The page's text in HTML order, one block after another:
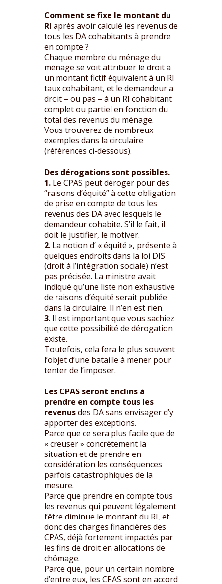
Comment se fixe le montant du
RI après avoir calculé les revenus de
tous les DA cohabitants à prendre
en compte ?
Chaque membre du ménage du
ménage se voit attribuer le droit à
un montant fictif équivalent à un RI
taux cohabitant, et le demandeur a
droit – ou pas – à un RI cohabitant
complet ou partiel en fonction du
total des revenus du ménage.
Vous trouverez de nombreux
exemples dans la circulaire
(références ci-dessous).
Des dérogations sont possibles.
1. Le CPAS peut déroger pour des
“raisons d’équité” à cette obligation
de prise en compte de tous les
revenus des DA avec lesquels le
demandeur cohabite. S’il le fait, il
doit le justifier, le motiver.
2. La notion d’ « équité », présente à
quelques endroits dans la loi DIS
(droit à l’intégration sociale) n’est
pas précisée. La ministre avait
indiqué qu’une liste non exhaustive
de raisons d’équité serait publiée
dans la circulaire. Il n’en est rien.
3. Il est important que vous sachiez
que cette possibilité de dérogation
existe.
Toutefois, cela fera le plus souvent
l’objet d’une bataille à mener pour
tenter de l’imposer.
Les CPAS seront enclins à
prendre en compte tous les
revenusdes DA sans envisager d’y
apporter des exceptions.
Parce que ce sera plus facile que de
« creuser » concrètement la
situation et de prendre en
considération les conséquences
parfois catastrophiques de la
mesure.
Parce que prendre en compte tous
les revenus qui peuvent légalement
l’être diminue le montant du RI, et
donc des charges financières des
CPAS, déjà fortement impactés par
les fins de droit en allocations de
chômage.
Parce que, pour un certain nombre
d’entre eux, les CPAS sont en accord